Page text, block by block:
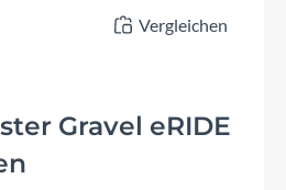
Vergleichen
Gravel eRIDE